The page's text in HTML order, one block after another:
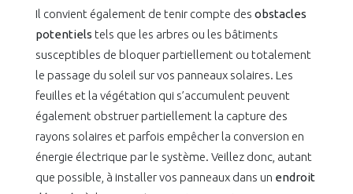
Il convient également de tenir compte des obstacles
potentiels tels que les arbres ou les bâtiments
susceptibles de bloquer partiellement ou totalement
le passage du soleil sur vos panneaux solaires. Les
feuilles et la végétation qui s’accumulent peuvent
également obstruer partiellement la capture des
rayons solaires et parfois empêcher la conversion en
énergie électrique par le système. Veillez donc, autant
que possible, à installer vos panneaux dans un endroit